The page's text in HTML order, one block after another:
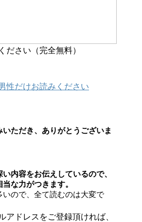
ださい（完全無料）
性だけお読みください
ただき、ありがとうございま
い内容をお伝えしているので、
な力がつきます。
いので、全て読むのは大変で
アドレスをご登録頂ければ、